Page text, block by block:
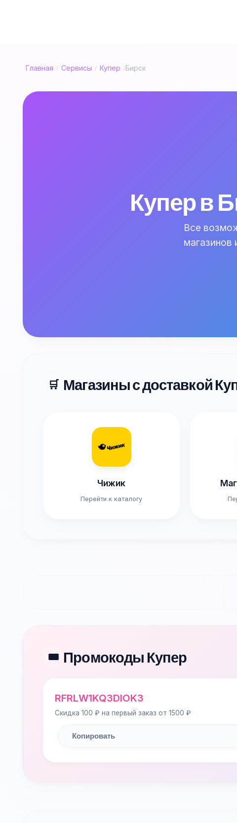
Главная / Сервисы / Купер /Бирск
Купер в
Все
магазинов
🛒 Магазины с доставкой
Чижик
Перейти к каталогу
🎟️ Промокоды Купер
RFRLW1KQ3DIOK3
Скидка 100 ₽ на первый заказ от 1500 ₽
Копировать